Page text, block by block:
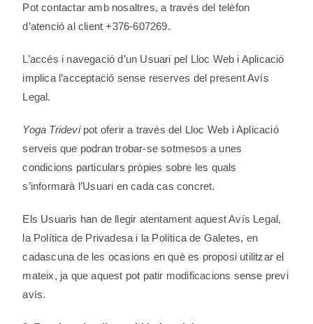
Pot contactar amb nosaltres, a través del telèfon
d’atenció al client +376-607269.
L’accés i navegació d’un Usuari pel Lloc Web i Aplicació
implica l’acceptació sense reserves del present Avís
Legal.
Yoga Tridevipot oferir a través del Lloc Web i Aplicació
serveis que podran trobar-se sotmesos a unes
condicions particulars pròpies sobre les quals
s’informarà l’Usuari en cada cas concret.
Els Usuaris han de llegir atentament aquest Avís Legal,
la Política de Privadesa i la Política de Galetes, en
cadascuna de les ocasions en què es proposi utilitzar el
mateix, ja que aquest pot patir modificacions sense previ
avís.